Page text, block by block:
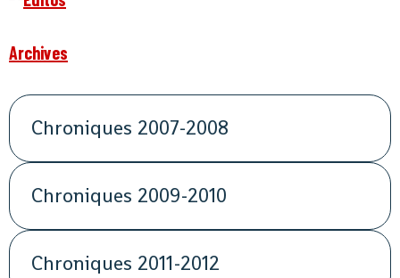
Archives
Chroniques 2007-2008
Chroniques 2009-2010
Chroniques 2011-2012